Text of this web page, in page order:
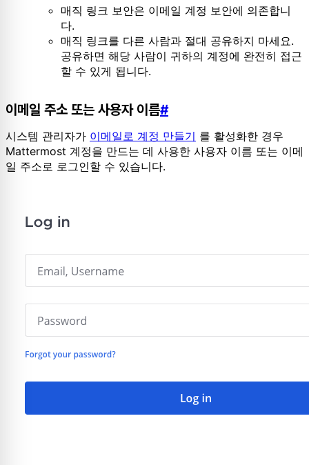
매직 링크 보안은 이메일 계정 보안에 의존합니
다.
매직 링크를 다른 사람과 절대 공유하지 마세요.
공유하면 해당 사람이 귀하의 계정에 완전히 접근
할 수 있게 됩니다.
이메일 주소 또는 사용자 이름#
시스템 관리자가 이메일로 계정 만들기 를 활성화한 경우
Mattermost 계정을 만드는 데 사용한 사용자 이름 또는 이메
일 주소로 로그인할 수 있습니다.